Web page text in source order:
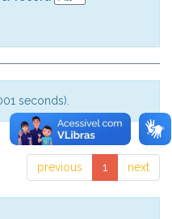
seconds).
previous 1 next